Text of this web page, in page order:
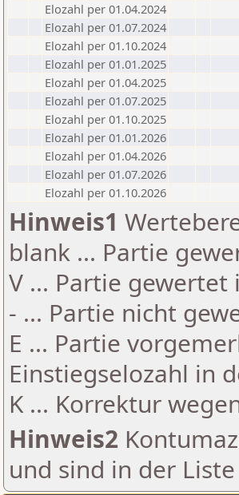
Elozahl per 01.04.2024
Elozahl per 01.07.2024
Elozahl per 01.10.2024
Elozahl per 01.01.2025
Elozahl per 01.04.2025
Elozahl per 01.07.2025
Elozahl per 01.10.2025
Elozahl per 01.01.2026
Elozahl per 01.04.2026
Elozahl per 01.07.2026
Elozahl per 01.10.2026
Hinweis1
blank ... Partie
V ... Partie
- ... Partie nicht
E ... Partie
Einstiegselozahl in
K ... Korrektur
Hinweis2
und sind in der